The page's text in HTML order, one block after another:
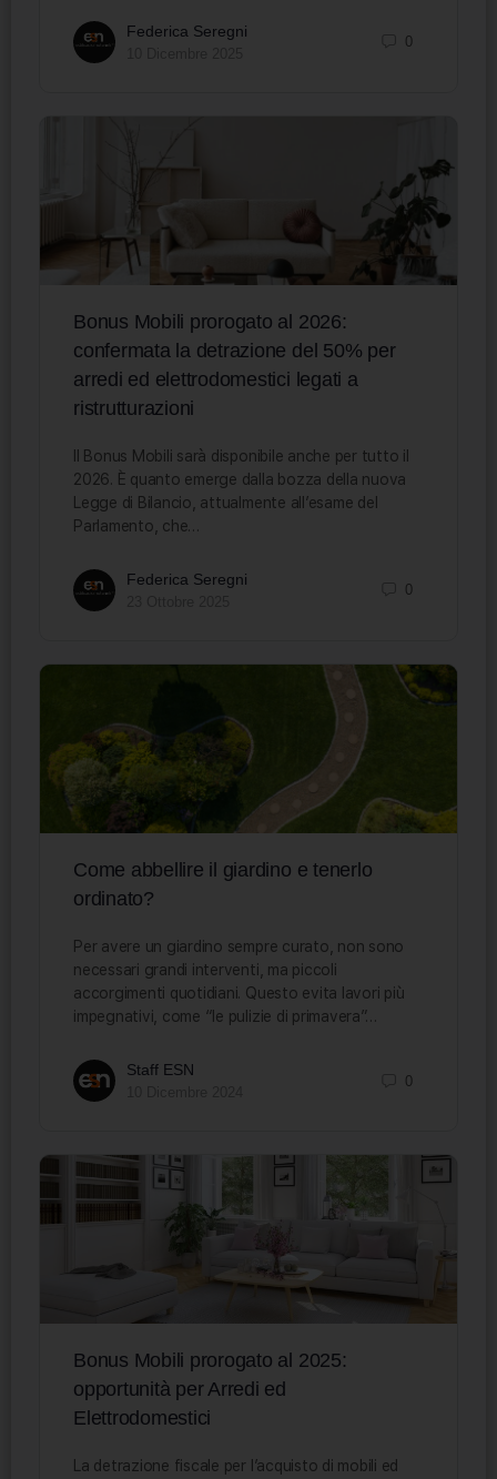
Federica Seregni
0
Bonus Mobili prorogato al 2026:
confermata la detrazione del 50% per
arredi ed elettrodomestici legati a
ristrutturazioni
Il Bonus Mobili sarà disponibile anche per tutto il
2026. È quanto emerge dalla bozza della nuova
Legge di Bilancio, attualmente all’esame del
Parlamento, che…
Federica Seregni
0
Come abbellire il giardino e tenerlo
ordinato?
Per avere un giardino sempre curato, non sono
necessari grandi interventi, ma piccoli
accorgimenti quotidiani. Questo evita lavori più
impegnativi, come “le pulizie di primavera”…
Staff ESN
0
Bonus Mobili prorogato al 2025:
opportunità per Arredi ed
Elettrodomestici
La detrazione fiscale per l’acquisto di mobili ed